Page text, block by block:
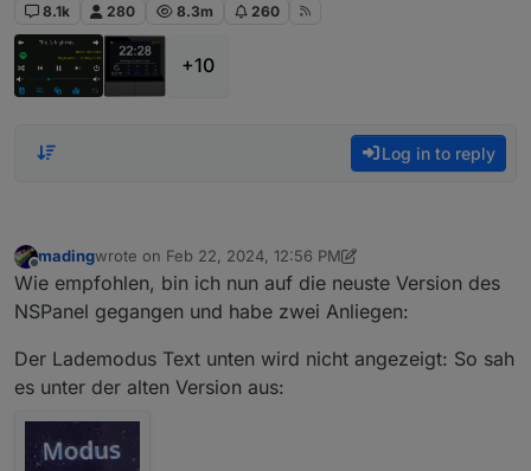
8.1k
280 8.3m 260
+10
Log in to reply
Offline
madingwrote on Feb 22, 2024, 12:56 PM
last edited by mading Feb 22, 2024, 2:22 PM
Wie empfohlen, bin ich nun auf die neuste Version des
NSPanel gegangen und habe zwei Anliegen:
Der Lademodus Text unten wird nicht angezeigt: So sah
es unter der alten Version aus: